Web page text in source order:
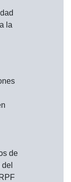
la
de